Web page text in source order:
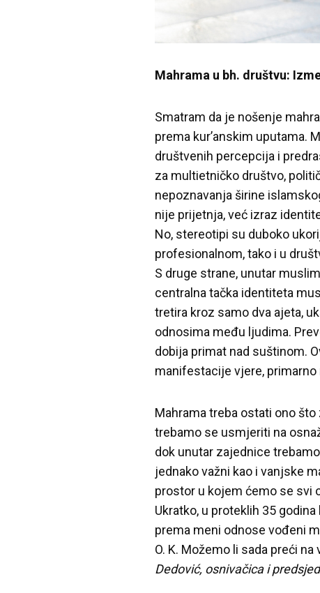
Mahrama u bh. društvu:
Smatram da je nošenje
prema kur’anskim uputama.
društvenih percepcija i
za multietničko društvo,
nepoznavanja širine
nije prijetnja, već izraz
No, stereotipi su duboko
profesionalnom, tako i u
S druge strane, unutar
centralna tačka identiteta
tretira kroz samo dva ajeta,
odnosima među ljudima.
dobija primat nad suštinom.
manifestacije vjere,
Mahrama treba ostati ono
trebamo se usmjeriti na
dok unutar zajednice
jednako važni kao i vanjske
prostor u kojem ćemo se svi
Ukratko, u proteklih 35
prema meni odnose vođeni
O. K. Možemo li sada preći
Dedović, osnivačica i